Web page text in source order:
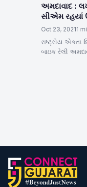
અમદાવાદ :
સીએમ રહયાં
Oct 23, 20211
રાષ્ટ્રીય
બાઇક રેલી